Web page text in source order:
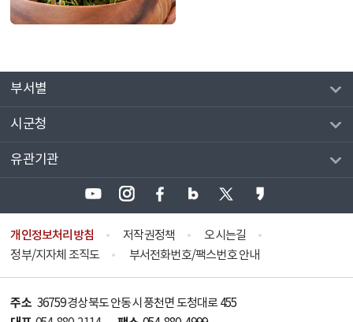
부서별
시군청
유관기관
개인정보처리방침 저작권정책
오시는길
정부/지자체 조직도
부서전화번호/팩스번호 안내
주소 36759 경상북도 안동시 풍천면 도청대로 455